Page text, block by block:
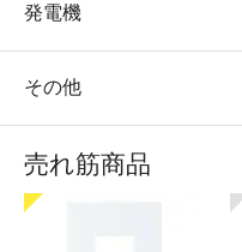
発電機
その他
売れ筋商品